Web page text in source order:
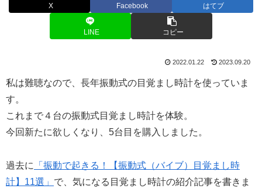
X Facebook はてブ
LINE コピー
2022.01.22 2023.09.20
私は難聴なので、長年振動式の目覚まし時計を使っていま
す。
これまで４台の振動式目覚まし時計を体験。
今回新たに欲しくなり、5台目を購入しました。
過去に
「振動で起きる！【振動式（バイブ）目覚まし時
計】11選」 で、気になる目覚まし時計の紹介記事を書きま